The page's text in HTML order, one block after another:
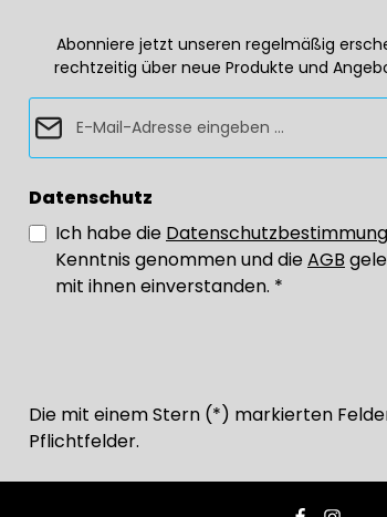
Abonniere jetzt unseren regelmäßig
rechtzeitig über neue Produkte und
Datenschutz
Ich habe die
Kenntnis genommen und dieAGB
mit ihnen einverstanden. *
Die mit einem Stern (*) markierten
Pflichtfelder.